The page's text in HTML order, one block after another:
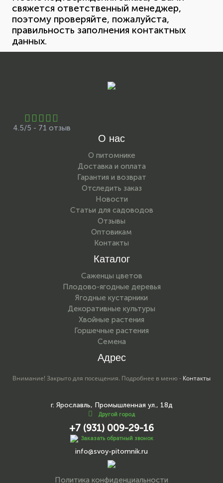
свяжется ответственный менеджер,
поэтому проверяйте, пожалуйста,
правильность заполнения контактных
данных.
4.5/5 - 71 отзыв
О нас
О питомнике
Доставка и оплата
Гарантия и возврат
Отследить заказ
Новости
Статьи для садоводов
Отзывы
Оптовикам
Контакты
Каталог
Саженцы цветов
Плодово-ягодные деревья
Ягодные кустарники
Декоративные культуры
Хвойные растения
Горшечные растения
Семена
Адрес
Внимание! Закрыто для посещения. Подробнее в меню - Контакты
г. Ярославль, Промышленная ул., 18д
Другой город
+7 (931) 009-29-16
Заказать обратный звонок
info@svoy-pitomnik.ru
Политика конфиденциальности